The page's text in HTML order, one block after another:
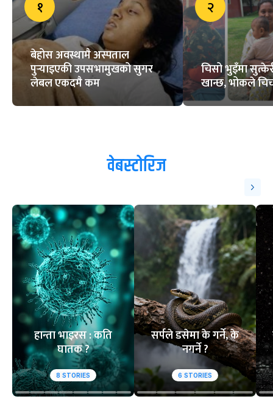
१
बेहोस अवस्थामै अस्पताल
पुर्‍याइएकी उपसभामुखको सुगर
लेबल एकदमै कम
२
चिसो भुइँमा
खान्छ, भोकले
वेबस्टोरिज
हान्ता भाइरस : कति
घातक ?
8 STORIES
सर्पले डसेमा के गर्ने, के
नगर्ने ?
6 STORIES